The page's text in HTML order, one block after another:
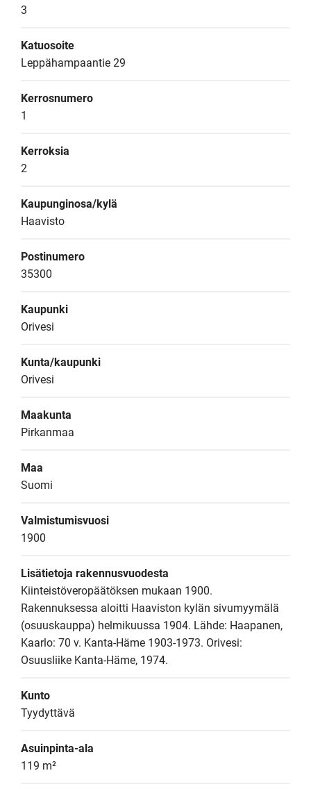
3
Katuosoite
Leppähampaantie 29
Kerrosnumero
1
Kerroksia
2
Kaupunginosa/kylä
Haavisto
Postinumero
35300
Kaupunki
Orivesi
Kunta/kaupunki
Orivesi
Maakunta
Pirkanmaa
Maa
Suomi
Valmistumisvuosi
1900
Lisätietoja rakennusvuodesta
Kiinteistöveropäätöksen mukaan 1900.
Rakennuksessa aloitti Haaviston kylän sivumyymälä
(osuuskauppa) helmikuussa 1904. Lähde: Haapanen,
Kaarlo: 70 v. Kanta-Häme 1903-1973. Orivesi:
Osuusliike Kanta-Häme, 1974.
Kunto
Tyydyttävä
Asuinpinta-ala
119 m²